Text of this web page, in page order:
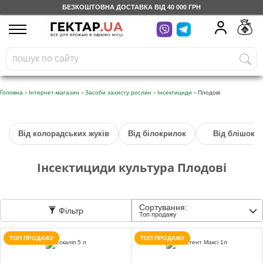
БЕЗКОШТОВНА ДОСТАВКА ВІД 40 000 ГРН
UA
На вашому
бонусному рахунку
грн
Безкоштовно по Україні
Категорії
Доставка
Відгуки
Головна » Інтернет-магазин » Засоби захисту рослин » Інсектициди » Плодові
Від колорадських жуків Від білокрилок Від блішок
Інсектициди культура Плодові
Фільтр Сортування:
Топ продажу
ТОП ПРОДАЖУ ТОП ПРОДАЖУ